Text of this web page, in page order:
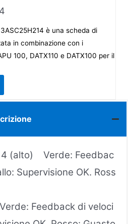
4
è una scheda di
in combinazione con i
100, DATX110 e DATX100 per il
(alto) Verde: Feedbac
Supervisione OK. Ross
Feedback di veloci